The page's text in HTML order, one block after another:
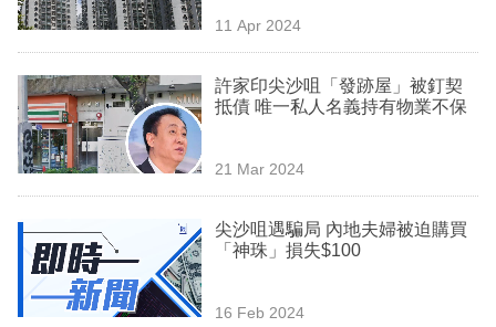
生
時
事
訂
閱
11 Apr 2024
許家印尖沙咀「發跡屋」被釘契
抵債 唯一私人名義持有物業不保
21 Mar 2024
尖沙咀遇騙局 內地夫婦被迫購買
「神珠」損失$100
16 Feb 2024